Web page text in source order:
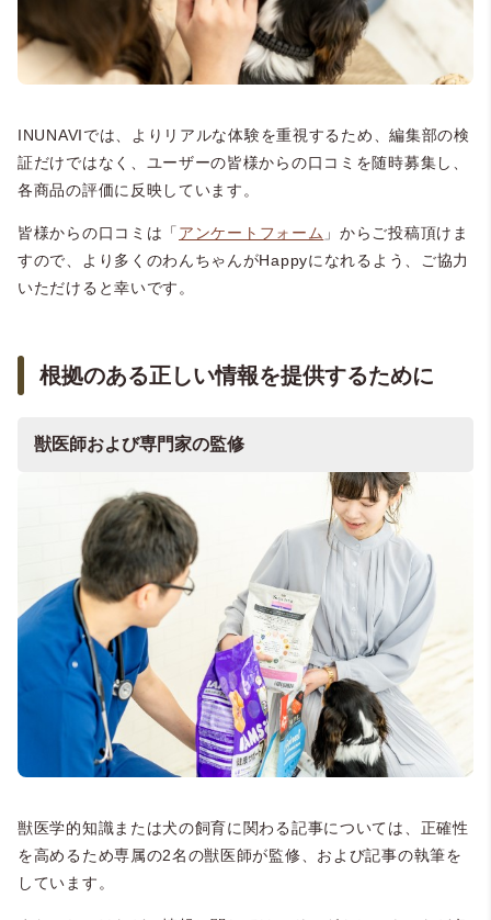
INUNAVIでは、よりリアルな体験を重視するため、編集部の検
証だけではなく、ユーザーの皆様からの口コミを随時募集し、
各商品の評価に反映しています。
皆様からの口コミは「 アンケートフォーム 」からご投稿頂けま
すので、より多くのわんちゃんがHappyになれるよう、ご協力
いただけると幸いです。
根拠のある正しい情報を提供するために
獣医師および専門家の監修
獣医学的知識または犬の飼育に関わる記事については、正確性
を高めるため専属の2名の獣医師が監修、および記事の執筆を
しています。